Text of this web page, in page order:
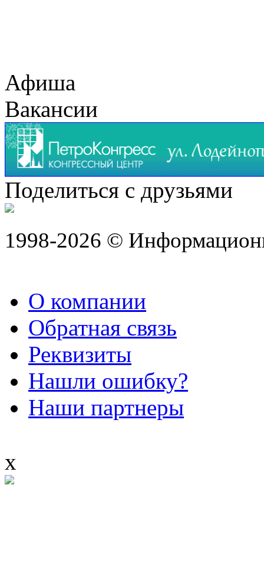
Афиша
Вакансии
Поделиться с друзьями
1998-2026 ©
О компании
Обратная связь
Реквизиты
Нашли ошибку?
Наши партнеры
x